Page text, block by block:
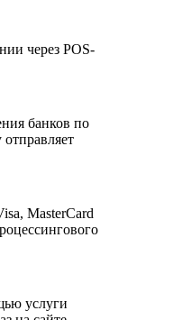
через POS-
банков по
отправляет
MasterCard
услуги